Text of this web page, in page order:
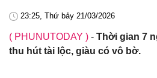
23:25, Thứ bảy 21/03/2026
( PHUNUTODAY ) - Thời gian 7
thu hút tài lộc, giàu có vô bờ.